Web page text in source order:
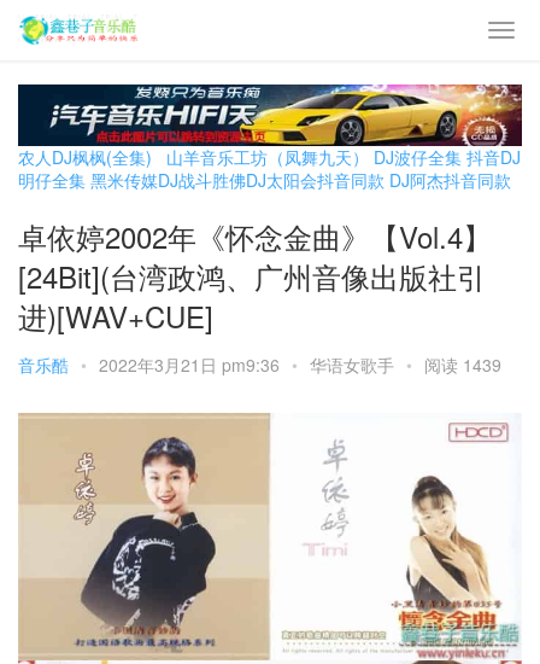
农人DJ枫枫(全集) 山羊音乐工坊（凤舞九天） DJ波仔全集 抖音DJ
明仔全集 黑米传媒DJ战斗胜佛DJ太阳会抖音同款 DJ阿杰抖音同款
卓依婷2002年《怀念金曲》【Vol.4】
[24Bit](台湾政鸿、广州音像出版社引
进)[WAV+CUE]
音乐酷 • 2022年3月21日 pm9:36 • 华语女歌手 • 阅读 1439